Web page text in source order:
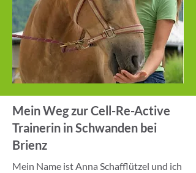
Mein Weg zur Cell-Re-Active
Trainerin in Schwanden bei
Brienz
Mein Name ist Anna Schafflützel und ich